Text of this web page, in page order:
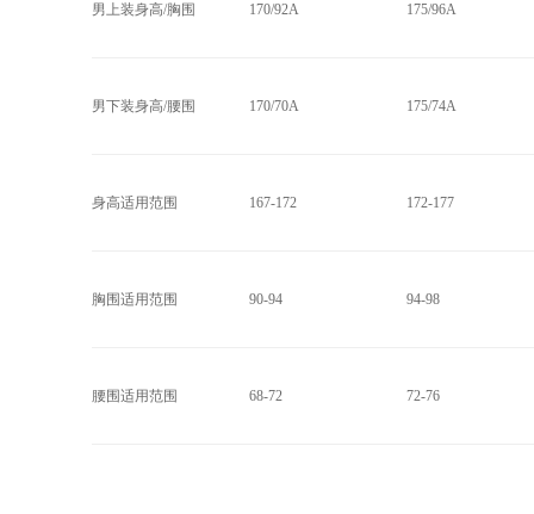
男上装身高/胸围 170/92A 175/96A
男下装身高/腰围 170/70A 175/74A
身高适用范围 167-172 172-177
胸围适用范围 90-94 94-98
腰围适用范围 68-72 72-76